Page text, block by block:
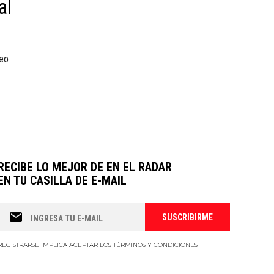
LO MEJOR DE EN EL RADAR
TU CASILLA DE E-MAIL
IMPLICA ACEPTAR LOS TÉRMINOS Y CONDICIONES